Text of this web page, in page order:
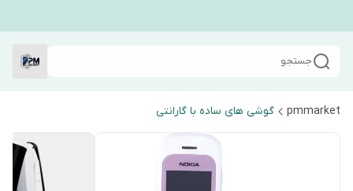
جستجو
pmmarket گوشی های ساده با گارانتی